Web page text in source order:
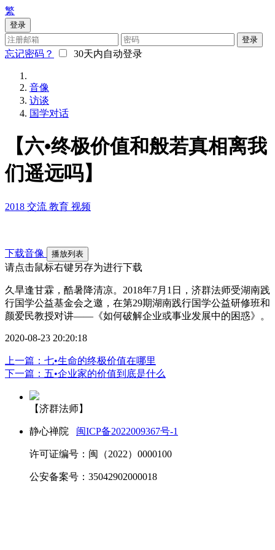
繁
登录
登录
忘记密码？ 30天内自动登录
音像
访谈
国学对话
【六•终极价值和般若真相离我
们遥远吗】
2018 交流 教育 视频
下载音像 播放列表
请点击鼠标右键另存为进行下载
久旱逢甘霖，酷暑降清凉。2018年7月1日，济群法师受湖南践
行国学公益基金会之邀，在第29期湖南践行国学公益研修班和
颜爱民教授对讲——《如何破解企业或事业发展中的困惑》。
2020-08-23 20:20:18
上一篇：七•生命的终极价值在哪里
下一篇：五•企业家的价值到底是什么
【济群法师】
静心禅院 闽ICP备2022009367号-1
许可证编号：闽（2022）0000100
公安备案号：35042902000018